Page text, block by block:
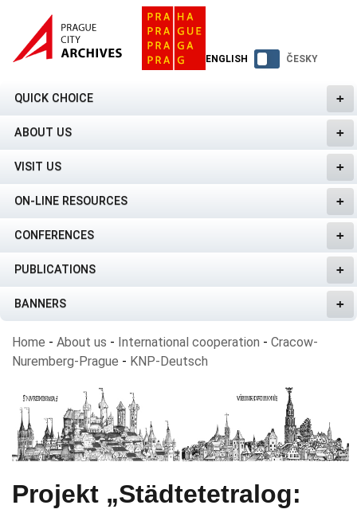
ENGLISH ČESKY
QUICK CHOICE
ABOUT US
VISIT US
ON-LINE RESOURCES
CONFERENCES
PUBLICATIONS
BANNERS
Home - About us - International cooperation - Cracow-
Nuremberg-Prague - KNP-Deutsch
Projekt „Städtetetralog: